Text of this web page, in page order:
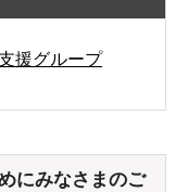
援グループ
にみなさまのご